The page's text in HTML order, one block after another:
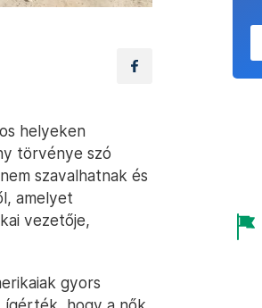
helyeken
törvénye szó
szavalhatnak és
amelyet
vezetője,
gyors